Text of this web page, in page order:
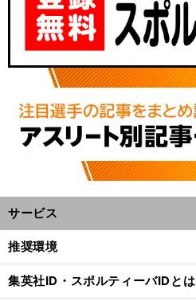
サービス
推奨環境
集英社ID・スポルティーバIDとは